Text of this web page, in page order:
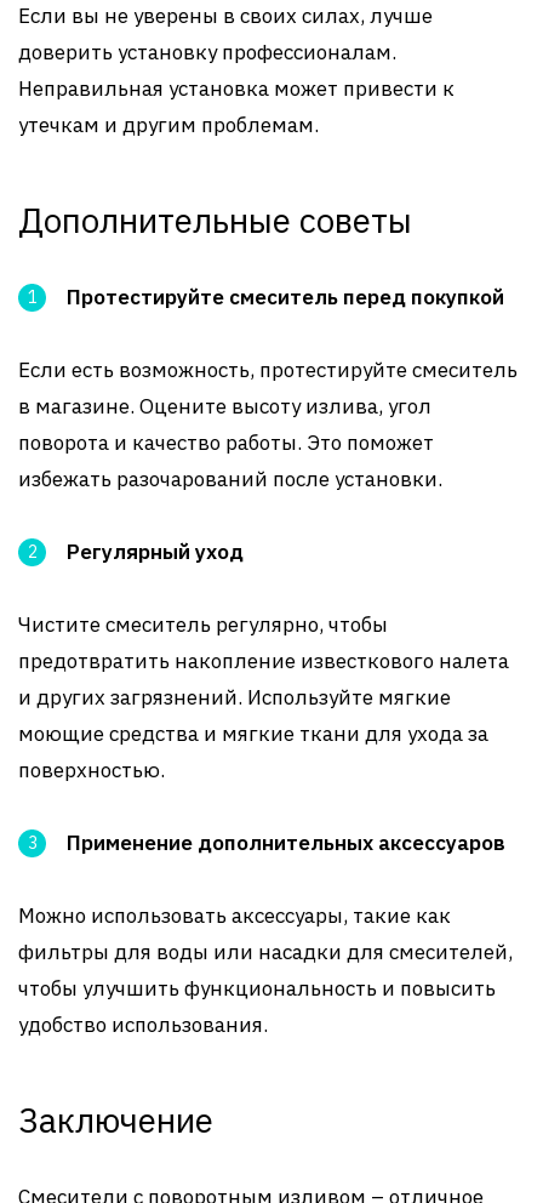
Если вы не уверены в своих силах, лучше
доверить установку профессионалам.
Неправильная установка может привести к
утечкам и другим проблемам.
Дополнительные советы
Протестируйте смеситель перед покупкой
Если есть возможность, протестируйте смеситель
в магазине. Оцените высоту излива, угол
поворота и качество работы. Это поможет
избежать разочарований после установки.
Регулярный уход
Чистите смеситель регулярно, чтобы
предотвратить накопление известкового налета
и других загрязнений. Используйте мягкие
моющие средства и мягкие ткани для ухода за
поверхностью.
Применение дополнительных аксессуаров
Можно использовать аксессуары, такие как
фильтры для воды или насадки для смесителей,
чтобы улучшить функциональность и повысить
удобство использования.
Заключение
Смесители с поворотным изливом – отличное